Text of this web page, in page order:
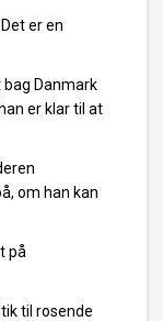
er en
Danmark
er klar til at
om han kan
på
til rosende